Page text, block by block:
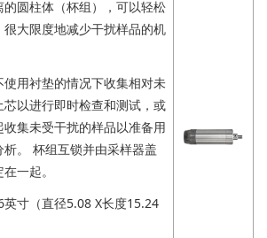
的圆柱体（杯组），可以轻松
很大限度地减少干扰样品的机
使用衬垫的情况下收集相对未
芯以进行即时检查和测试，或
收集未受干扰的样品以准备用
析。 杯组互锁并由采样器盖
一起。
英寸（直径5.08 X长度15.24